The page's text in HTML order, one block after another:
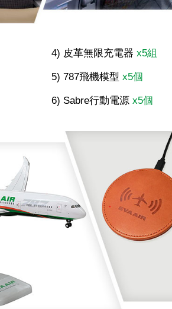
4) 皮革無限充電器 x5組
5) 787飛機模型 x5個
6) Sabre行動電源 x5個